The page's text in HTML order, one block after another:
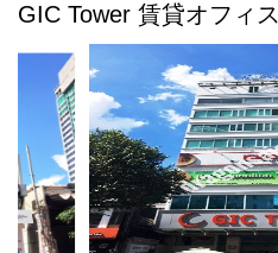
GIC Tower 賃貸オフィ